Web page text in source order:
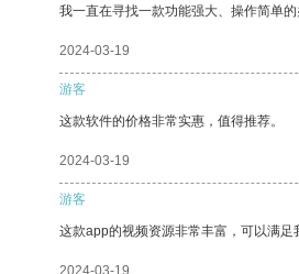
我一直在寻找一款功能强大、操作简单
2024-03-19
游客
这款软件的价格非常实惠，值得推荐。
2024-03-19
游客
这款app的视频资源非常丰富，可以满足
2024-03-19